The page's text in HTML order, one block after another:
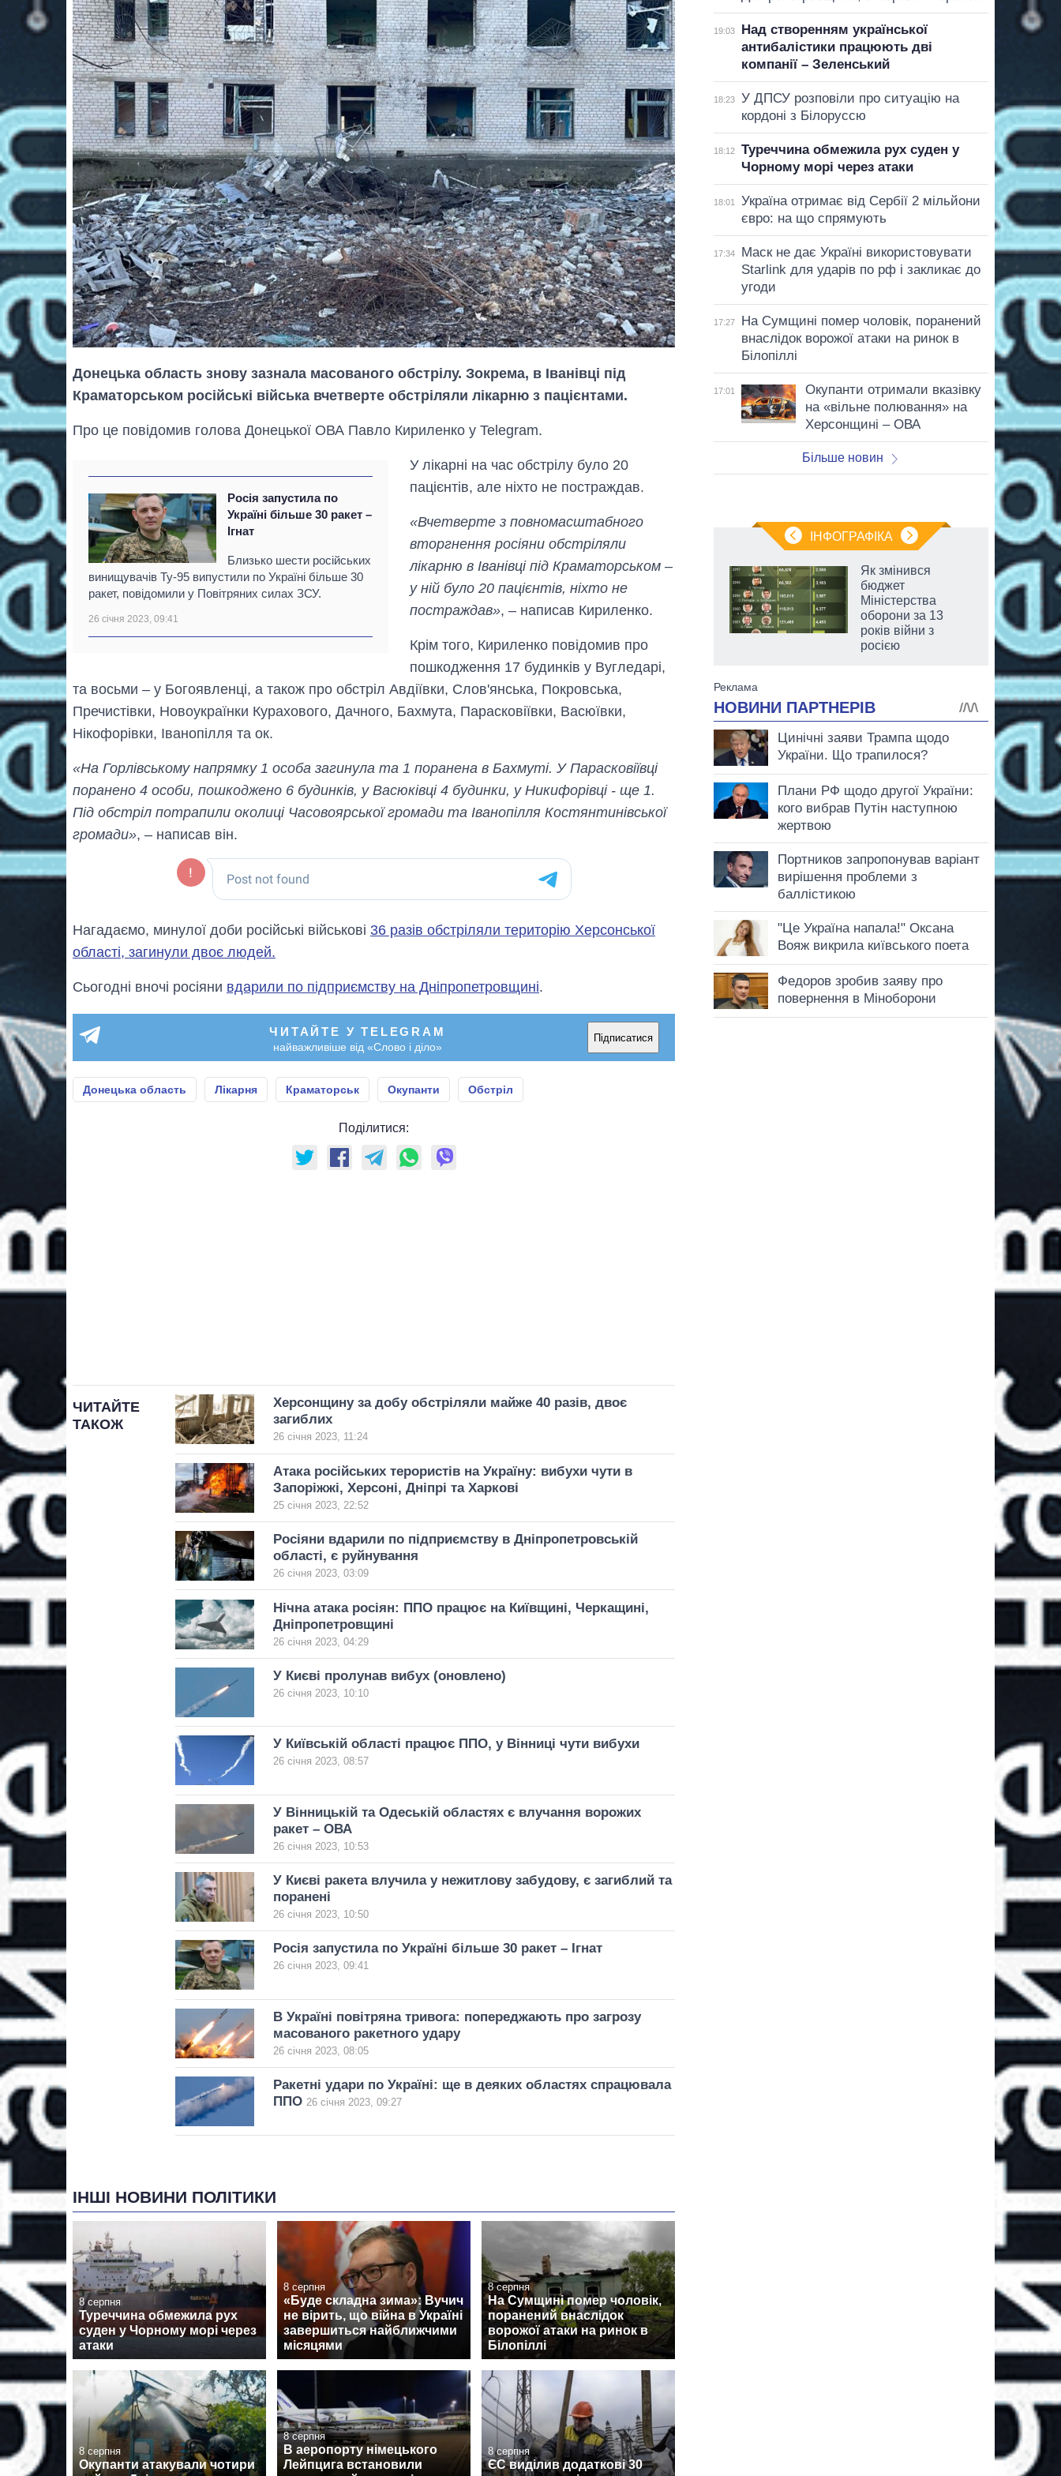
Донецька область знову зазнала масованого обстрілу. Зокрема, в Іванівці під
Краматорськом російські війська вчетверте обстріляли лікарню з пацієнтами.
Про це повідомив голова Донецької ОВА Павло Кириленко у Telegram.
Росія запустила по
Україні більше 30 ракет –
Ігнат
Близько шести російських
винищувачів Ту-95 випустили по Україні більше 30
ракет, повідомили у Повітряних силах ЗСУ.
26 січня 2023, 09:41
У лікарні на час обстрілу було 20
пацієнтів, але ніхто не постраждав.
«Вчетверте з повномасштабного
вторгнення росіяни обстріляли
лікарню в Іванівці під Краматорськом –
у ній було 20 пацієнтів, ніхто не
постраждав», – написав Кириленко.
Крім того, Кириленко повідомив про
пошкодження 17 будинків у Вугледарі,
та восьми – у Богоявленці, а також про обстріл Авдіївки, Слов'янська, Покровська,
Пречистівки, Новоукраїнки Курахового, Дачного, Бахмута, Парасковіївки, Васюївки,
Нікофорівки, Іванопілля та ок.
«На Горлівському напрямку 1 особа загинула та 1 поранена в Бахмуті. У Парасковіївці
поранено 4 особи, пошкоджено 6 будинків, у Васюківці 4 будинки, у Никифорівці - ще 1.
Під обстріл потрапили околиці Часовоярської громади та Іванопілля Костянтинівської
громади», – написав він.
Нагадаємо, минулої доби російські військові 36 разів обстріляли територію Херсонської
області, загинули двоє людей.
Сьогодні вночі росіяни вдарили по підприємству на Дніпропетровщині.
ЧИТАЙТЕ У TELEGRAM
найважливіше від «Слово і діло»
Підписатися
Донецька область Лікарня Краматорськ Окупанти Обстріл
Поділитися:
ЧИТАЙТЕ
ТАКОЖ
Херсонщину за добу обстріляли майже 40 разів, двоє
загиблих
26 січня 2023, 11:24
Атака російських терористів на Україну: вибухи чути в
Запоріжжі, Херсоні, Дніпрі та Харкові
25 січня 2023, 22:52
Росіяни вдарили по підприємству в Дніпропетровській
області, є руйнування
26 січня 2023, 03:09
Нічна атака росіян: ППО працює на Київщині, Черкащині,
Дніпропетровщині
26 січня 2023, 04:29
У Києві пролунав вибух (оновлено)
26 січня 2023, 10:10
У Київській області працює ППО, у Вінниці чути вибухи
26 січня 2023, 08:57
У Вінницькій та Одеській областях є влучання ворожих
ракет – ОВА
26 січня 2023, 10:53
У Києві ракета влучила у нежитлову забудову, є загиблий та
поранені
26 січня 2023, 10:50
Росія запустила по Україні більше 30 ракет – Ігнат
26 січня 2023, 09:41
В Україні повітряна тривога: попереджають про загрозу
масованого ракетного удару
26 січня 2023, 08:05
Ракетні удари по Україні: ще в деяких областях спрацювала
ППО 26 січня 2023, 09:27
ІНШІ НОВИНИ ПОЛІТИКИ
8 серпня
Туреччина обмежила рух
суден у Чорному морі через
атаки
8 серпня
«Буде складна зима»: Вучич
не вірить, що війна в Україні
завершиться найближчими
місяцями
8 серпня
На Сумщині помер чоловік,
поранений внаслідок
ворожої атаки на ринок в
Білопіллі
8 серпня
Окупанти атакували чотири
8 серпня
В аеропорту німецького
Лейпцига встановили
8 серпня
ЄС виділив додаткові 30
19:03
Над створенням української
антибалістики працюють дві
компанії – Зеленський
18:23
У ДПСУ розповіли про ситуацію на
кордоні з Білоруссю
18:12
Туреччина обмежила рух суден у
Чорному морі через атаки
18:01
Україна отримає від Сербії 2 мільйони
євро: на що спрямують
17:34
Маск не дає Україні використовувати
Starlink для ударів по рф і закликає до
угоди
17:27
На Сумщині помер чоловік, поранений
внаслідок ворожої атаки на ринок в
Білопіллі
17:01
Окупанти отримали вказівку
на «вільне полювання» на
Херсонщині – ОВА
Більше новин
ІНФОГРАФІКА
Вісім масованих
ударів по Україні
область стали
рф
Як змінився
бюджет
Міністерства
оборони за 13
років війни з
росією